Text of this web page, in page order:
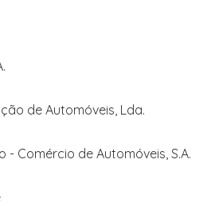
de Automóveis, Lda.
- Comércio de Automóveis, S.A.